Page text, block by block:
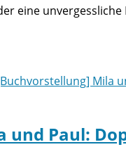
eine
Paul: